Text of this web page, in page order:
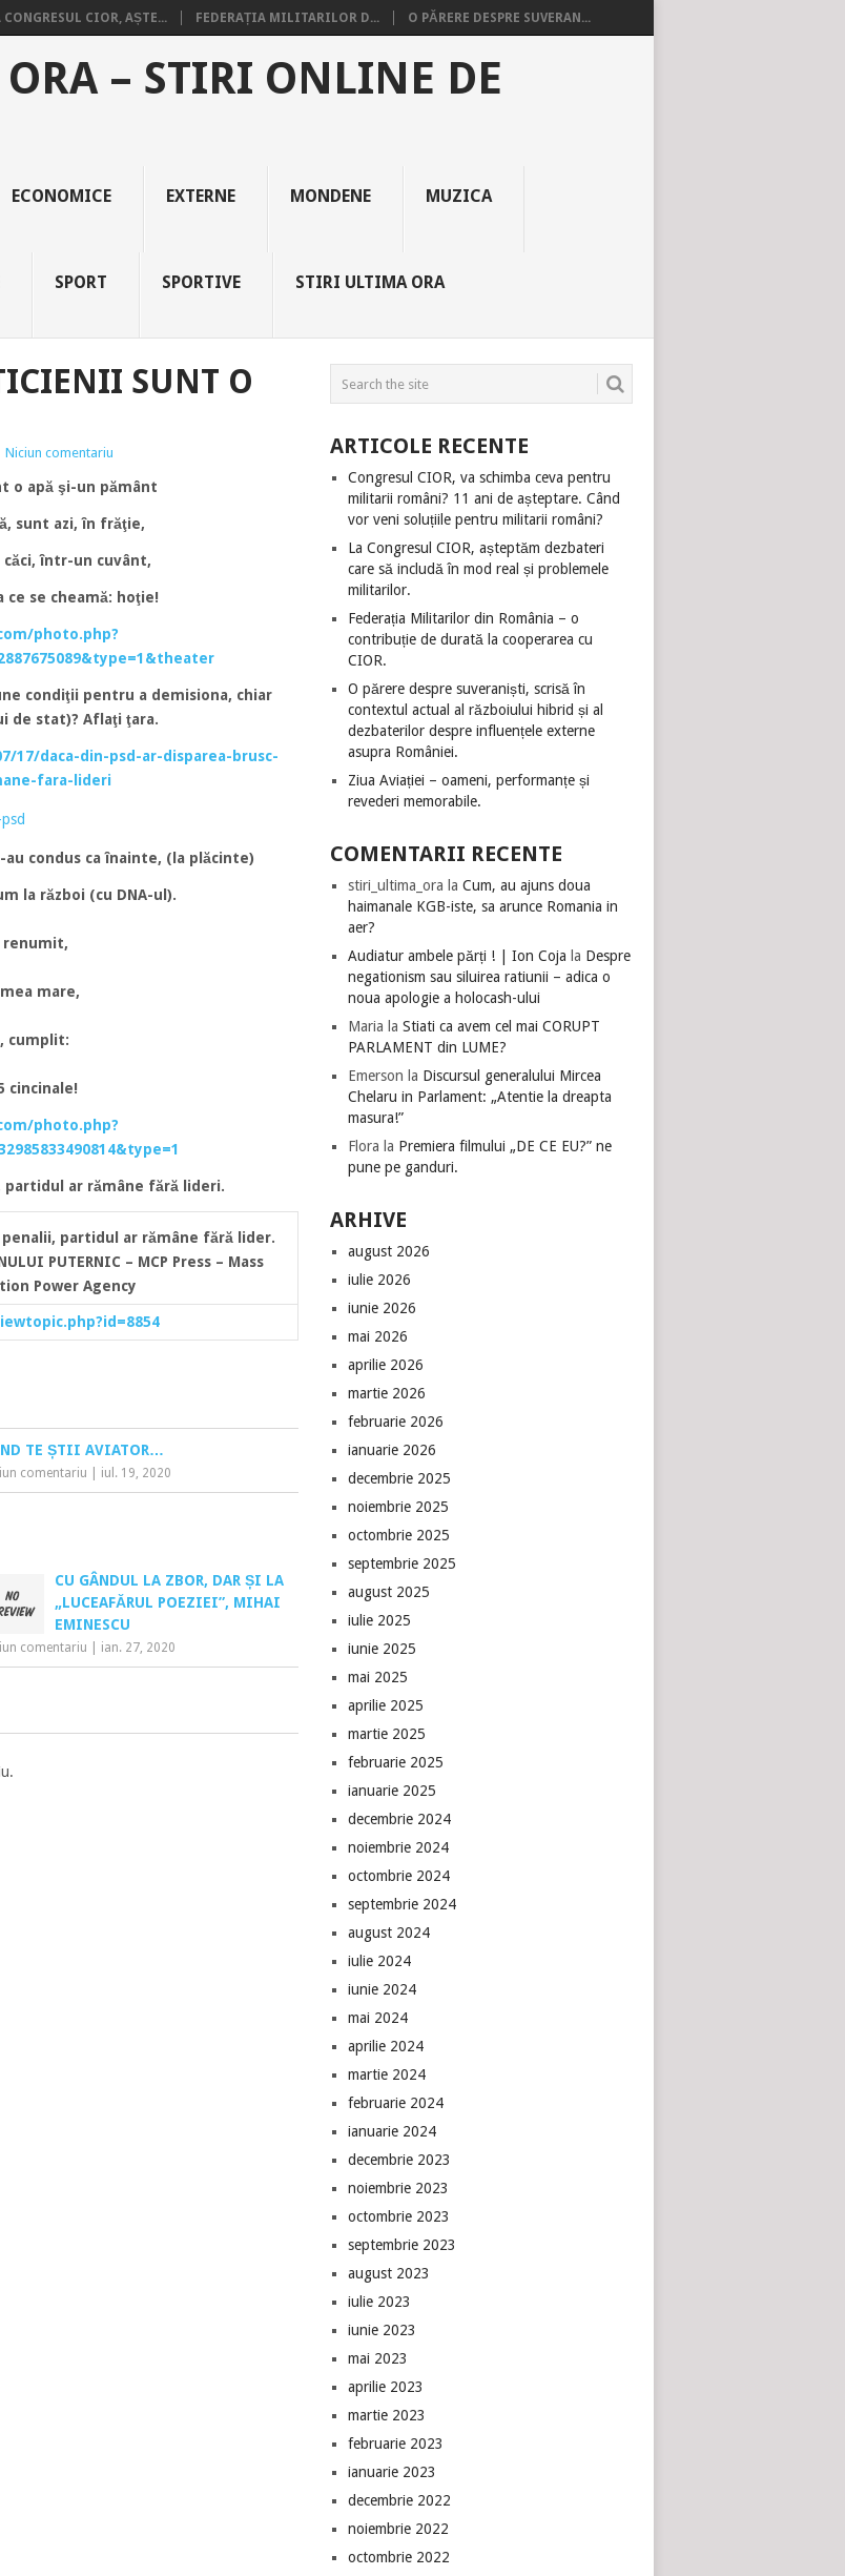
CONGRESUL CIOR, AȘTE... FEDERAȚIA MILITARILOR D... O PĂRERE DESPRE SUVERAN...
– STIRI ONLINE DE
ECONOMICE EXTERNE MONDENE MUZICA
SPORT SPORTIVE STIRI ULTIMA ORA
SUNT O
Niciun comentariu
o apă şi-un pământ
sunt azi, în frăţie,
căci, într-un cuvânt,
ce se cheamă: hoţie!
photo.php?
condiţii pentru a demisiona, chiar
de stat)? Aflaţi ţara.
17/daca-din-psd-ar-disparea-brusc-
fara-lideri
au condus ca înainte, (la plăcinte)
la război (cu DNA-ul).
renumit,
mare,
cumplit:
cincinale!
photo.php?
partidul ar rămâne fără lideri.
penalii, partidul ar rămâne fără lider.
PUTERNIC – MCP Press – Mass
Power Agency
TE ȘTII AVIATOR…
comentariu iul. 19, 2020
CU GÂNDUL LA ZBOR, DAR ȘI LA
„LUCEAFĂRUL POEZIEI”, MIHAI
EMINESCU
comentariu ian. 27, 2020
ARTICOLE RECENTE
Congresul CIOR, va schimba ceva pentru
militarii români? 11 ani de așteptare. Când
vor veni soluțiile pentru militarii români?
La Congresul CIOR, așteptăm dezbateri
care să includă în mod real și problemele
militarilor.
Federația Militarilor din România – o
contribuție de durată la cooperarea cu
CIOR.
O părere despre suveraniști, scrisă în
contextul actual al războiului hibrid și al
dezbaterilor despre influențele externe
asupra României.
Ziua Aviației – oameni, performanțe și
revederi memorabile.
COMENTARII RECENTE
stiri_ultima_ora laCum, au ajuns doua
haimanale KGB-iste, sa arunce Romania in
aer?
Audiatur ambele părți ! | Ion Coja la Despre
negationism sau siluirea ratiunii – adica o
noua apologie a holocash-ului
Maria laStiati ca avem cel mai CORUPT
PARLAMENT din LUME?
Emerson la Discursul generalului Mircea
Chelaru in Parlament: „Atentie la dreapta
masura!”
Flora la Premiera filmului „DE CE EU?” ne
pune pe ganduri.
ARHIVE
august 2026
iulie 2026
iunie 2026
mai 2026
aprilie 2026
martie 2026
februarie 2026
ianuarie 2026
decembrie 2025
noiembrie 2025
octombrie 2025
septembrie 2025
august 2025
iulie 2025
iunie 2025
mai 2025
aprilie 2025
martie 2025
februarie 2025
ianuarie 2025
decembrie 2024
noiembrie 2024
octombrie 2024
septembrie 2024
august 2024
iulie 2024
iunie 2024
mai 2024
aprilie 2024
martie 2024
februarie 2024
ianuarie 2024
decembrie 2023
noiembrie 2023
octombrie 2023
septembrie 2023
august 2023
iulie 2023
iunie 2023
mai 2023
aprilie 2023
martie 2023
februarie 2023
ianuarie 2023
decembrie 2022
noiembrie 2022
octombrie 2022